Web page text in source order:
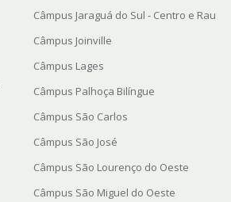
Câmpus Jaraguá do Sul - Centro e Rau
Câmpus Joinville
Câmpus Lages
Câmpus Palhoça Bilíngue
Câmpus São Carlos
Câmpus São José
Câmpus São Lourenço do Oeste
Câmpus São Miguel do Oeste